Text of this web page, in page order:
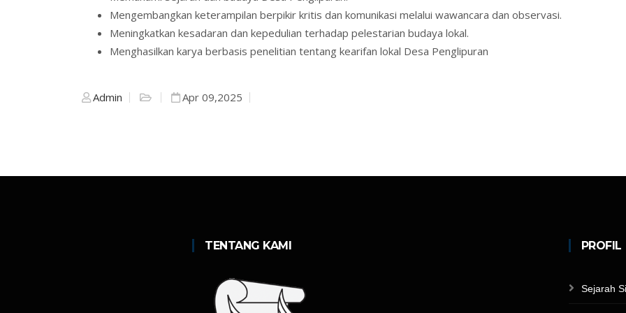
Mengembangkan keterampilan berpikir kritis dan komunikasi melalui wawancara dan observasi.
Meningkatkan kesadaran dan kepedulian terhadap pelestarian budaya lokal.
Menghasilkan karya berbasis penelitian tentang kearifan lokal Desa Penglipuran
Admin Apr 09,2025
TENTANG KAMI PROFIL
Sejarah